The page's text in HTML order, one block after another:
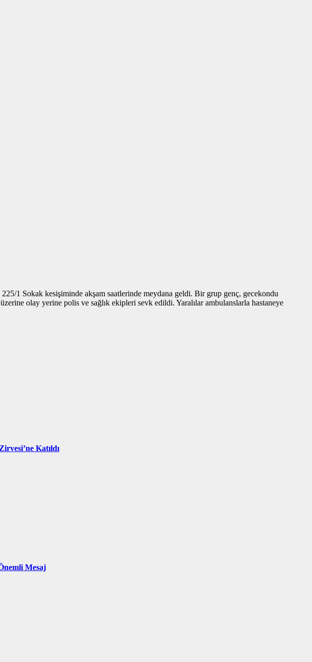
1 Sokak kesişiminde akşam saatlerinde meydana geldi. Bir grup genç, gecekondu
olay yerine polis ve sağlık ekipleri sevk edildi. Yaralılar ambulanslarla hastaneye
Katıldı
Mesaj